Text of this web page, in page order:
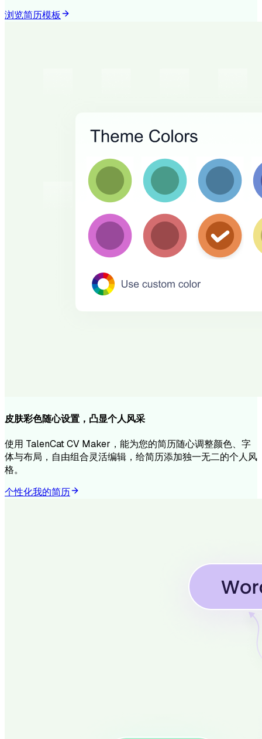
浏览简历模板
皮肤彩色随心设置，凸显个人风采
使用 TalenCat CV Maker，能为您的简历随心调整颜色、字
体与布局，自由组合灵活编辑，给简历添加独一无二的个人风
格。
个性化我的简历